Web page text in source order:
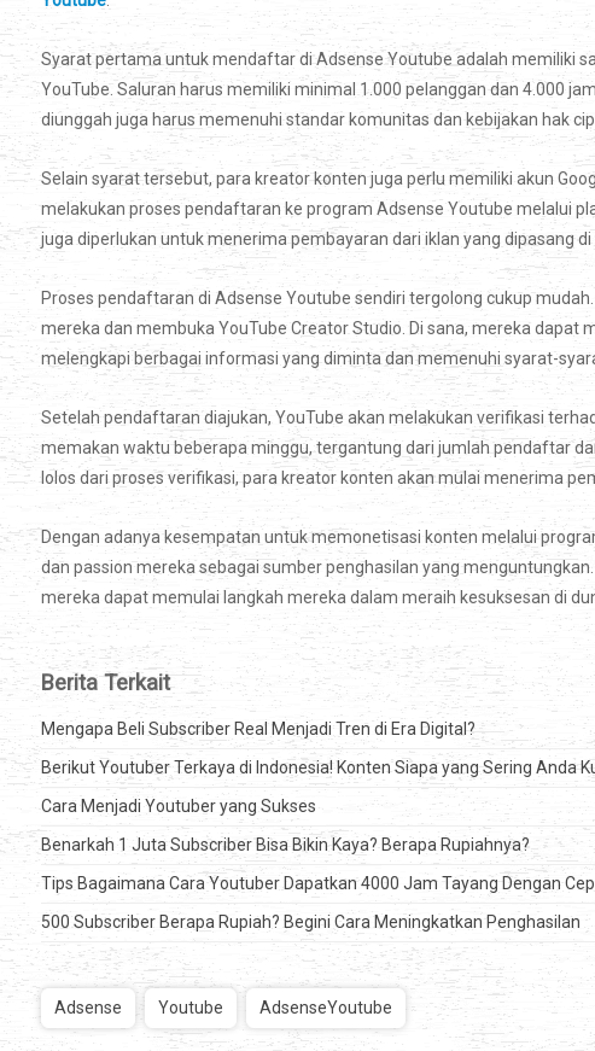
Syarat pertama untuk mendaftar di Adsense Youtube adalah memiliki
YouTube. Saluran harus memiliki minimal 1.000 pelanggan dan 4.000
diunggah juga harus memenuhi standar komunitas dan kebijakan hak
Selain syarat tersebut, para kreator konten juga perlu memiliki akun
melakukan proses pendaftaran ke program Adsense Youtube melalui
juga diperlukan untuk menerima pembayaran dari iklan yang dipasang di
Proses pendaftaran di Adsense Youtube sendiri tergolong cukup
mereka dan membuka YouTube Creator Studio. Di sana, mereka
melengkapi berbagai informasi yang diminta dan memenuhi syarat-
Setelah pendaftaran diajukan, YouTube akan melakukan verifikasi
memakan waktu beberapa minggu, tergantung dari jumlah pendaftar
lolos dari proses verifikasi, para kreator konten akan mulai menerima
Dengan adanya kesempatan untuk memonetisasi konten melalui
dan passion mereka sebagai sumber penghasilan yang
mereka dapat memulai langkah mereka dalam meraih kesuksesan di
Berita Terkait
Mengapa Beli Subscriber Real Menjadi Tren di Era Digital?
Berikut Youtuber Terkaya di Indonesia! Konten Siapa yang Sering Anda
Cara Menjadi Youtuber yang Sukses
Benarkah 1 Juta Subscriber Bisa Bikin Kaya? Berapa Rupiahnya?
Tips Bagaimana Cara Youtuber Dapatkan 4000 Jam Tayang Dengan
500 Subscriber Berapa Rupiah? Begini Cara Meningkatkan Penghasilan
Adsense Youtube AdsenseYoutube